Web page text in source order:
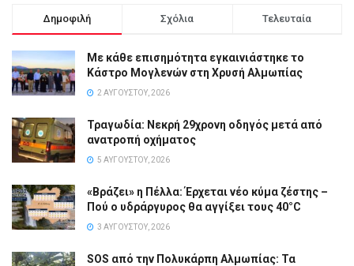
Δημοφιλή Σχόλια Τελευταία
Με κάθε επισημότητα εγκαινιάστηκε το
Κάστρο Μογλενών στη Χρυσή Αλμωπίας
2 ΑΥΓΟΎΣΤΟΥ, 2026
Τραγωδία: Νεκρή 29χρονη οδηγός μετά από
ανατροπή οχήματος
5 ΑΥΓΟΎΣΤΟΥ, 2026
«Βράζει» η Πέλλα: Έρχεται νέο κύμα ζέστης –
Πού ο υδράργυρος θα αγγίξει τους 40°C
3 ΑΥΓΟΎΣΤΟΥ, 2026
SOS από την Πολυκάρπη Αλμωπίας: Τα